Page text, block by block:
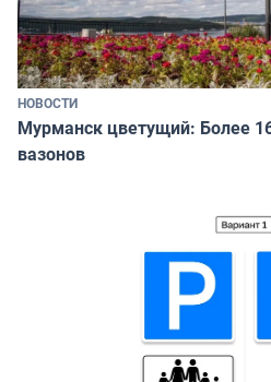
НОВОСТИ
Мурманск цветущий: Более
вазонов